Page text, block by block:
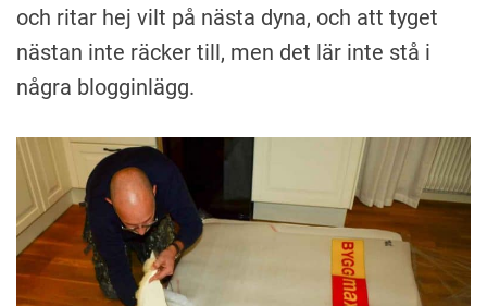
och ritar hej vilt på nästa dyna, och att tyget
nästan inte räcker till, men det lär inte stå i
några blogginlägg.